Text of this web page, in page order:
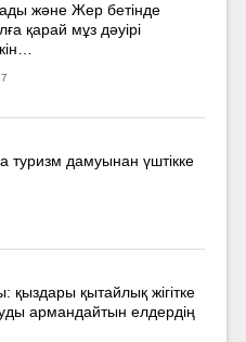
және Жер бетінде
қарай мұз дәуірі
дамуынан үштікке
қыздары қытайлық жігітке
армандайтын елдердің